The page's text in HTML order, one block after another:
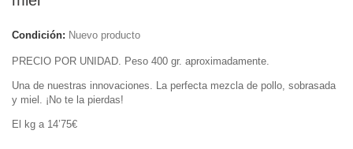
Condición: Nuevo producto
PRECIO POR UNIDAD. Peso 400 gr. aproximadamente.
Una de nuestras innovaciones. La perfecta mezcla de pollo, sobrasada
y miel. ¡No te la pierdas!
El kg a 14’75€